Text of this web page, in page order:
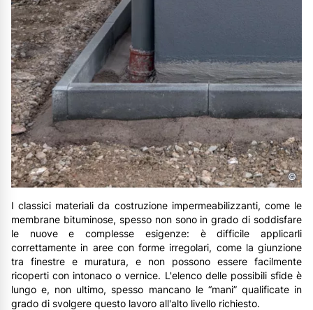
I classici materiali da costruzione impermeabilizzanti, come le
membrane bituminose, spesso non sono in grado di soddisfare
le nuove e complesse esigenze: è difficile applicarli
correttamente in aree con forme irregolari, come la giunzione
tra finestre e muratura, e non possono essere facilmente
ricoperti con intonaco o vernice. L'elenco delle possibili sfide è
lungo e, non ultimo, spesso mancano le “mani” qualificate in
grado di svolgere questo lavoro all'alto livello richiesto.
©